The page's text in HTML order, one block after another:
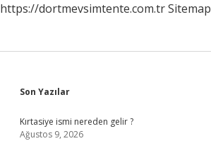
https://dortmevsimtente.com.trSitemap
Sidebar
Son Yazılar
Kırtasiye ismi nereden gelir ?
Ağustos 9, 2026